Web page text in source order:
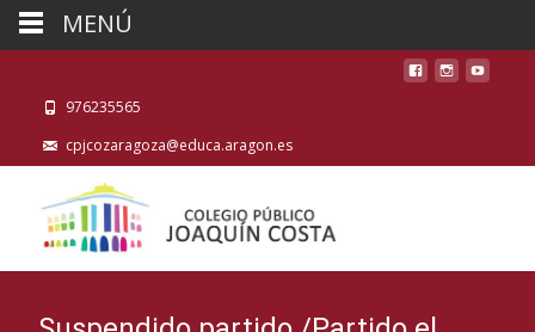
976235565
cpjcozaragoza@educa.aragon.es
MENÚ